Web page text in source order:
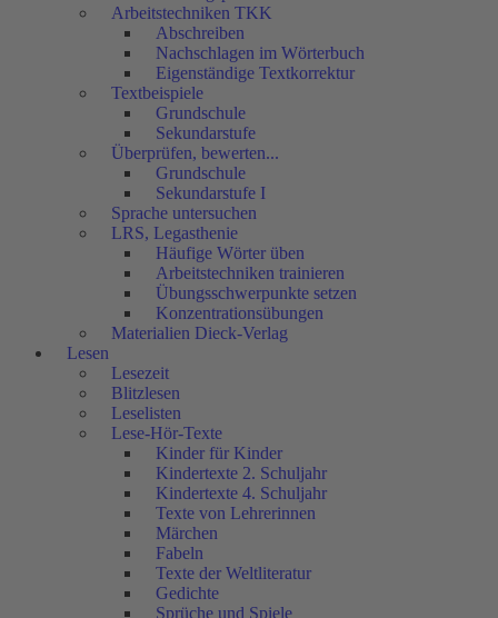
Arbeitstechniken TKK
Abschreiben
Nachschlagen im Wörterbuch
Eigenständige Textkorrektur
Textbeispiele
Grundschule
Sekundarstufe
Überprüfen, bewerten...
Grundschule
Sekundarstufe I
Sprache untersuchen
LRS, Legasthenie
Häufige Wörter üben
Arbeitstechniken trainieren
Übungsschwerpunkte setzen
Konzentrationsübungen
Materialien Dieck-Verlag
Lesen
Lesezeit
Blitzlesen
Leselisten
Lese-Hör-Texte
Kinder für Kinder
Kindertexte 2. Schuljahr
Kindertexte 4. Schuljahr
Texte von Lehrerinnen
Märchen
Fabeln
Texte der Weltliteratur
Gedichte
Sprüche und Spiele